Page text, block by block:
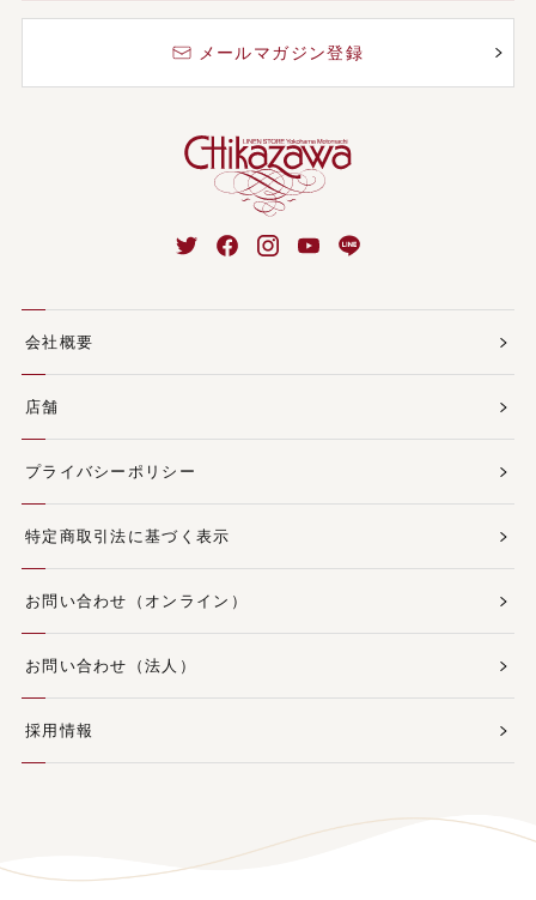
メールマガジン登録
会社概要
店舗
プライバシーポリシー
特定商取引法に基づく表示
お問い合わせ（オンライン）
お問い合わせ（法人）
採用情報